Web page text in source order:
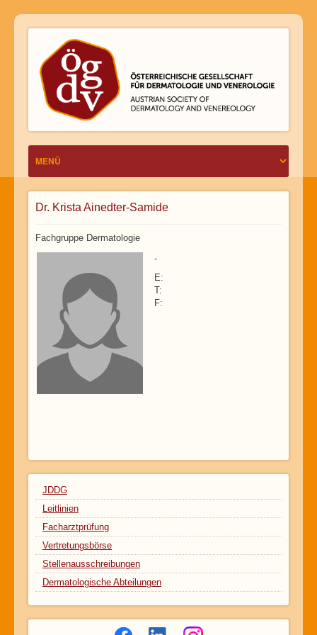
Dr. Krista Ainedter-Samide
Fachgruppe Dermatologie
-
E:
T:
F:
JDDG
Leitlinien
Facharztprüfung
Vertretungsbörse
Stellenausschreibungen
Dermatologische Abteilungen